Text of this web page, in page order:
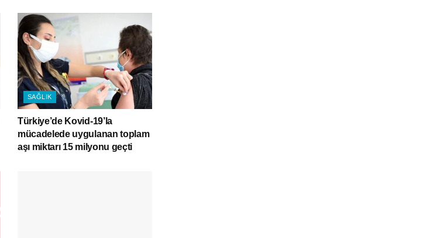
SAĞLIK
Türkiye’de Kovid-19’la
mücadelede uygulanan toplam
aşı miktarı 15 milyonu geçti